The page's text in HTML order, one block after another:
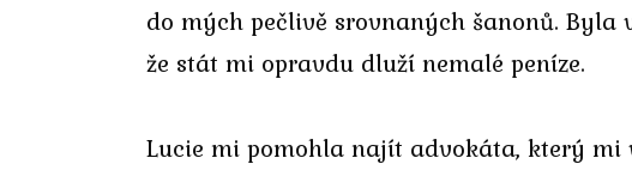
do mých pečlivě srovnaných šanonů. Byla
že stát mi opravdu dluží nemalé peníze.
Lucie mi pomohla najít advokáta, který mi